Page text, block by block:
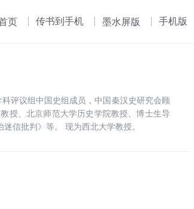
页 传书到手机 墨水屏版 手机版
评议组中国史组成员，中国秦汉史研究会顾
授、北京师范大学历史学院教授、博士生导
信批判》等。 现为西北大学教授。